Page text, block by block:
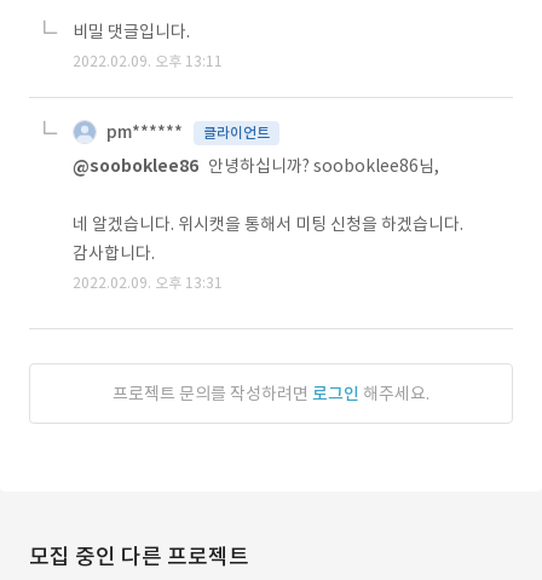
비밀 댓글입니다.
2022.02.09. 오후 13:11
pm****** 클라이언트
@sooboklee86 안녕하십니까? sooboklee86님,
네 알겠습니다. 위시캣을 통해서 미팅 신청을 하겠습니다.
감사합니다.
2022.02.09. 오후 13:31
프로젝트 문의를 작성하려면 로그인 해주세요.
모집 중인 다른 프로젝트